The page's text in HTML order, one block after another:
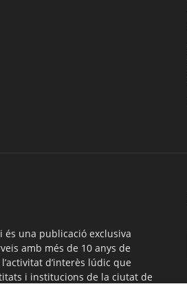
és una publicació exclusiva
amb més de 10 anys de
d’interès lúdic que
i institucions de la ciutat de